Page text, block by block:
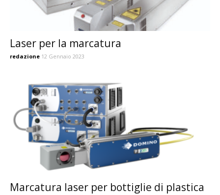
Laser per la marcatura
redazione 12 Gennaio 2023
Marcatura laser per bottiglie di plastica